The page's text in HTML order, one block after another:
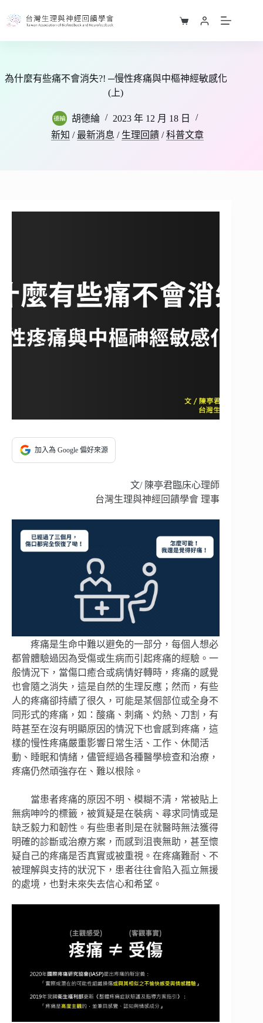
至
容
購
物
為什麼有些痛不會消失?! ─慢性疼痛與中樞神經敏感化
(上)
胡德綸
2023 年 12 月 18 日
新知 / 最新消息 / 生理回饋 /科普文章
加入為 Google 偏好來源
文/ 陳亭君臨床心理師
台灣生理與神經回饋學會 理事
疼痛是生命中難以避免的一部分，每個人想必
都曾體驗過因為受傷或生病而引起疼痛的經驗。一
般情況下，當傷口癒合或病情好轉時，疼痛的感覺
也會隨之消失，這是自然的生理反應；然而，有些
人的疼痛卻持續了很久，可能是某個部位或全身不
同形式的疼痛，如：酸痛、刺痛、灼熱、刀割，有
時甚至在沒有明顯原因的情況下也會感到疼痛，這
樣的慢性疼痛嚴重影響日常生活、工作、休閒活
動、睡眠和情緒，儘管經過各種醫學檢查和治療，
疼痛仍然頑強存在、難以根除。
當患者疼痛的原因不明、模糊不清，常被貼上
無病呻吟的標籤，被質疑是在裝病、尋求同情或是
缺乏毅力和韌性。有些患者則是在就醫時無法獲得
明確的診斷或治療方案，而感到沮喪無助，甚至懷
疑自己的疼痛是否真實或被重視。在疼痛難耐、不
被理解與支持的狀況下，患者往往會陷入孤立無援
的處境，也對未來失去信心和希望。